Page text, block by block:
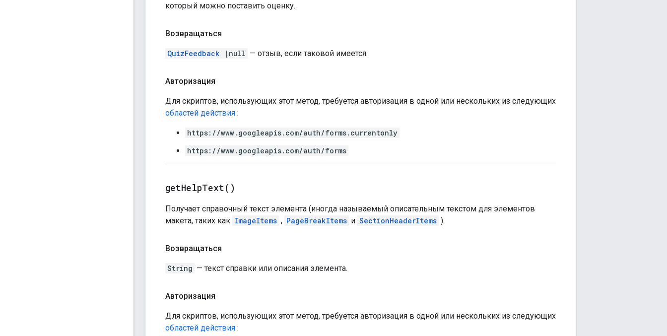
который можно поставить оценку.
Возвращаться
QuizFeedback |null — отзыв, если таковой имеется.
Авторизация
Для скриптов, использующих этот метод, требуется авторизация в одной или нескольких из следующих
областей действия :
https://www.googleapis.com/auth/forms.currentonly
https://www.googleapis.com/auth/forms
getHelpText( )
Получает справочный текст элемента (иногда называемый описательным текстом для элементов
макета, таких как ImageItems , PageBreakItems и SectionHeaderItems ).
Возвращаться
String — текст справки или описания элемента.
Авторизация
Для скриптов, использующих этот метод, требуется авторизация в одной или нескольких из следующих
областей действия :